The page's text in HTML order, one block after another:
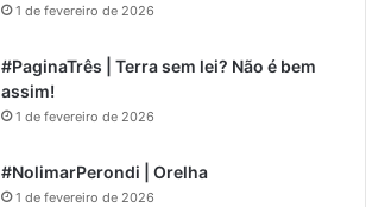
1 de fevereiro de 2026
#PaginaTrês | Terra sem lei? Não é bem
assim!
1 de fevereiro de 2026
#NolimarPerondi | Orelha
1 de fevereiro de 2026